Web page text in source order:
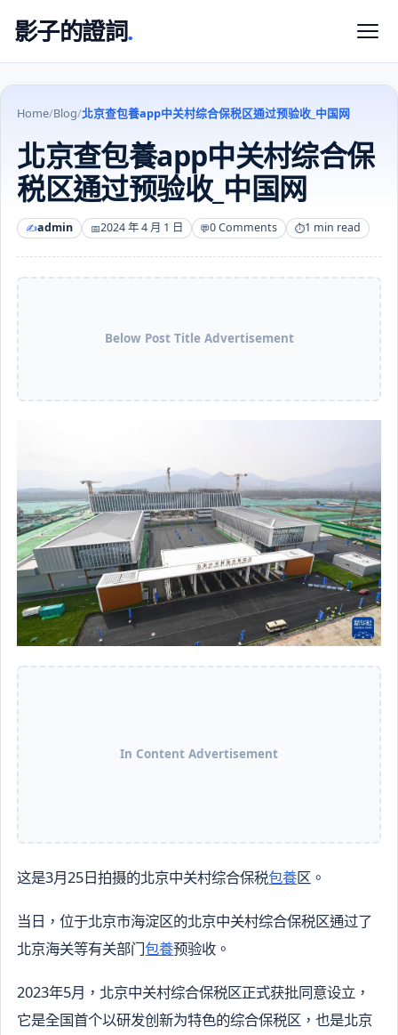
影子的證詞.
Home/Blog/北京查包養app中关村综合保税区通过预验收_中国网
北京查包養app中关村综合保
税区通过预验收_中国网
admin 2024 年 4 月 1 日 0 Comments 1 min read
Below Post Title Advertisement
In Content Advertisement
这是3月25日拍摄的北京中关村综合保税包養区。
当日，位于北京市海淀区的北京中关村综合保税区通过了
北京海关等有关部门包養预验收。
2023年5月，北京中关村综合保税区正式获批同意设立，
它是全国首个以研发创新为特色的综合保税区，也是北京